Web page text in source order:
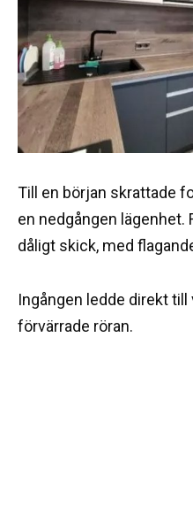
Till en början skrattade
en nedgången
dåligt skick, med
Ingången ledde direkt
förvärrade röran.